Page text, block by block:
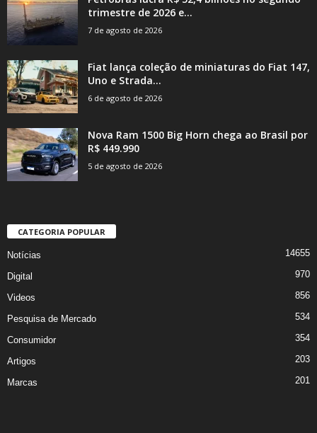
trimestre de 2026 e...
7 de agosto de 2026
Fiat lança coleção de miniaturas do Fiat 147,
Uno e Strada...
6 de agosto de 2026
Nova Ram 1500 Big Horn chega ao Brasil por
R$ 449.990
5 de agosto de 2026
CATEGORIA POPULAR
Notícias 14655
Digital 970
Videos 856
Pesquisa de Mercado 534
Consumidor 354
Artigos 203
Marcas 201